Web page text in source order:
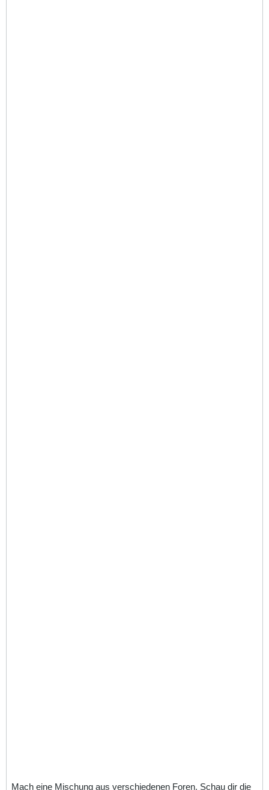
Mach eine Mischung aus verschiedenen Foren. Schau dir die